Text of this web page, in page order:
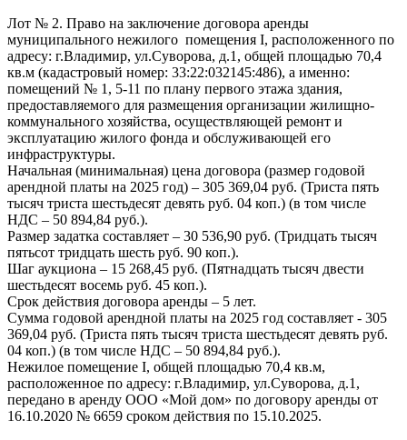
Лот № 2. Право на заключение договора аренды
муниципального нежилого помещения I, расположенного по
адресу: г.Владимир, ул.Суворова, д.1, общей площадью 70,4
кв.м (кадастровый номер: 33:22:032145:486), а именно:
помещений № 1, 5-11 по плану первого этажа здания,
предоставляемого для размещения организации жилищно-
коммунального хозяйства, осуществляющей ремонт и
эксплуатацию жилого фонда и обслуживающей его
инфраструктуры.
Начальная (минимальная) цена договора (размер годовой
арендной платы на 2025 год) – 305 369,04 руб. (Триста пять
тысяч триста шестьдесят девять руб. 04 коп.) (в том числе
НДС – 50 894,84 руб.).
Размер задатка составляет – 30 536,90 руб. (Тридцать тысяч
пятьсот тридцать шесть руб. 90 коп.).
Шаг аукциона – 15 268,45 руб. (Пятнадцать тысяч двести
шестьдесят восемь руб. 45 коп.).
Срок действия договора аренды – 5 лет.
Сумма годовой арендной платы на 2025 год составляет - 305
369,04 руб. (Триста пять тысяч триста шестьдесят девять руб.
04 коп.) (в том числе НДС – 50 894,84 руб.).
Нежилое помещение I, общей площадью 70,4 кв.м,
расположенное по адресу: г.Владимир, ул.Суворова, д.1,
передано в аренду ООО «Мой дом» по договору аренды от
16.10.2020 № 6659 сроком действия по 15.10.2025.